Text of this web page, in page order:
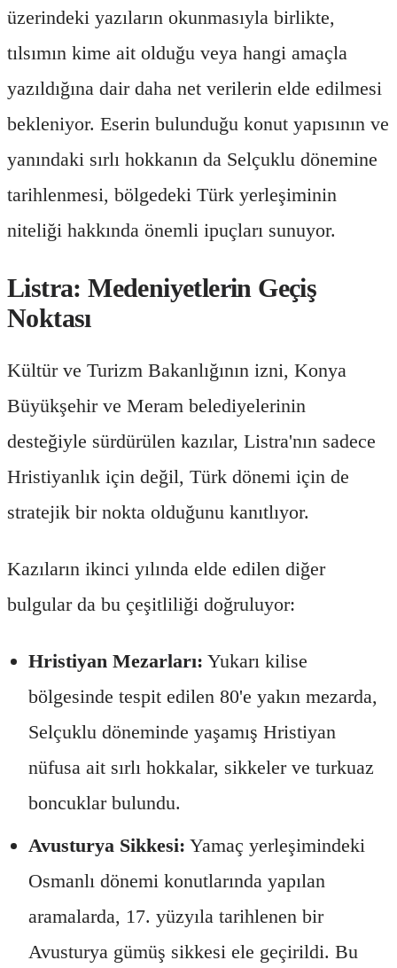
üzerindeki yazıların okunmasıyla birlikte,
tılsımın kime ait olduğu veya hangi amaçla
yazıldığına dair daha net verilerin elde edilmesi
bekleniyor. Eserin bulunduğu konut yapısının ve
yanındaki sırlı hokkanın da Selçuklu dönemine
tarihlenmesi, bölgedeki Türk yerleşiminin
niteliği hakkında önemli ipuçları sunuyor.
Listra: Medeniyetlerin Geçiş
Noktası
Kültür ve Turizm Bakanlığının izni, Konya
Büyükşehir ve Meram belediyelerinin
desteğiyle sürdürülen kazılar, Listra'nın sadece
Hristiyanlık için değil, Türk dönemi için de
stratejik bir nokta olduğunu kanıtlıyor.
Kazıların ikinci yılında elde edilen diğer
bulgular da bu çeşitliliği doğruluyor:
Hristiyan Mezarları: Yukarı kilise
bölgesinde tespit edilen 80'e yakın mezarda,
Selçuklu döneminde yaşamış Hristiyan
nüfusa ait sırlı hokkalar, sikkeler ve turkuaz
boncuklar bulundu.
Avusturya Sikkesi: Yamaç yerleşimindeki
Osmanlı dönemi konutlarında yapılan
aramalarda, 17. yüzyıla tarihlenen bir
Avusturya gümüş sikkesi ele geçirildi. Bu